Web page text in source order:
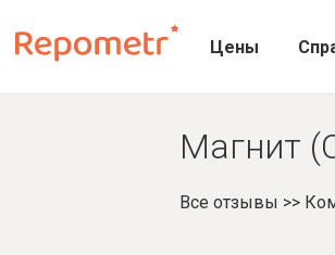
Цены
Магнит
Все отзывы >>